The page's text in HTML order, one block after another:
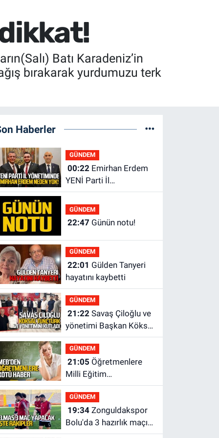
dikkat!
Batı Karadeniz’in
bırakarak yurdumuzu terk
Haberler
GÜNDEM
00:22Emirhan Erdem
YENİ Parti İl
yönetiminden neden
yok?
GÜNDEM
22:47 Günün notu!
GÜNDEM
22:01
hayatını kaybetti
GÜNDEM
21:22Savaş Çiloğlu ve
yönetimi Başkan Köksal
Tunçtürk’ü kutladı
GÜNDEM
21:05
Milli Eğitim
Bakanlığı'ndan kötü
haber
GÜNDEM
19:34Zonguldakspor
Bolu'da 3 hazırlık maçı
oynayacak... İşte